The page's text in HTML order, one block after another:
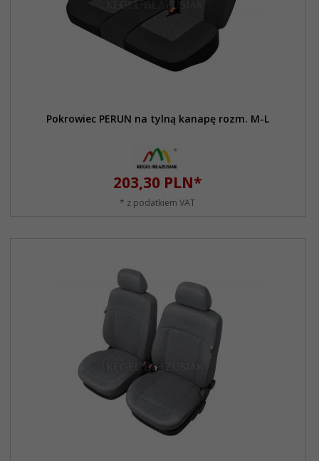
Pokrowiec PERUN na tylną kanapę rozm. M-L
203,30 PLN*
* z podatkiem VAT